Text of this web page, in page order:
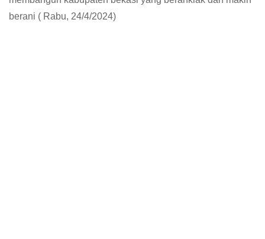
berani ( Rabu, 24/4/2024)